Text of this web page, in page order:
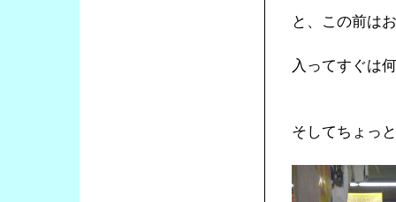
と、この前は
入ってすぐは
そしてちょっ